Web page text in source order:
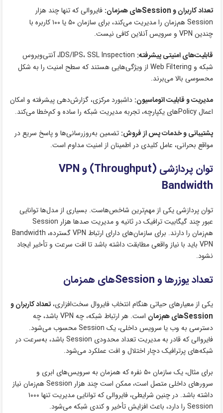
تعداد کاربران و Sessionهای همزمان:
فایروالی که تنها چند هزار
Session هم‌زمان را مدیریت می‌کند، برای سازمان ۵۰ یا ۱۰۰ کاربره با
چندین VPN و سرویس آنلاین کافی نیست.
قابلیت‌های امنیتی پیشرفته:
IDS/IPS، SSL Inspection، آنتی‌ویروس
شبکه و Web Filtering از ویژگی‌هایی هستند که سطح امنیت را به شکل
محسوسی بالا می‌برند.
مدیریت و قابلیت اتوماسیون: داشبورد مرکزی، گزارش‌دهی پیشرفته و امکان
اعمال Policyهای یکپارچه، تجربه مدیریت شبکه را ساده و کم‌خطا می‌کند.
پشتیبانی و خدمات پس از فروش: تضمین به‌روزرسانی‌ها و پاسخ سریع در
مواقع بحرانی، عامل کلیدی در اطمینان از امنیت مداوم است.
توان پردازشی (Throughput) و VPN
Bandwidth
توان پردازشی یکی از مهم‌ترین شاخص‌هاست. بسیاری از مدل‌ها توانایی
عبور چند گیگابیت ترافیک در ثانیه و مدیریت صدها هزار Session
هم‌زمان را دارند. برای سازمان‌های دارای ارتباط VPN گسترده، Bandwidth
VPN باید با نیاز واقعی مطابقت داشته باشد تا افت سرعت و تأخیر ایجاد
نشود.
تعداد یوزرها و Sessionهای همزمان
یکی از معیارهای حیاتی هنگام انتخاب فایروال سخت‌افزاری،تعداد کاربران و
Sessionهای هم‌زمان
است. هر ارتباط شبکه، چه VPN باشد، چه
دسترسی به وب یا سرویس داخلی، یک Session محسوب می‌شود.
فایروالی که قادر به مدیریت تعداد محدودی Session باشد، به‌سرعت در
شبکه‌های پرترافیک دچار اختلال و افت عملکرد می‌شود.
برای مثال، یک سازمان ۵۰ نفره که همزمان به سرویس‌های ابری و
سرورهای داخلی متصل است، ممکن است چند هزار Session هم‌زمان نیاز
داشته باشد. در چنین شرایطی، فایروالی که توانایی مدیریت تنها ۱۰۰۰
Session را دارد، باعث افزایش تأخیر و کندی شبکه می‌شود.